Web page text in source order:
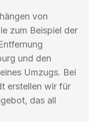
von
zum Beispiel der
und den
Umzugs. Bei
erstellen wir für
das all